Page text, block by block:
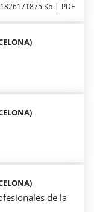
Kb PDF
de la